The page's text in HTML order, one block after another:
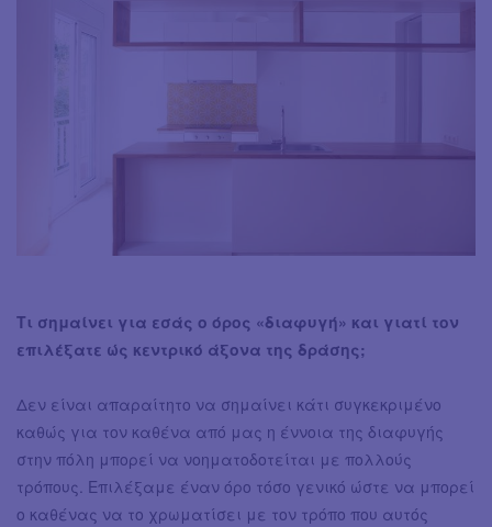
Τι σημαίνει για εσάς ο όρος «διαφυγή» και γιατί τον
επιλέξατε ώς κεντρικό άξονα της δράσης;
Δεν είναι απαραίτητο να σημαίνει κάτι συγκεκριμένο
καθώς για τον καθένα από μας η έννοια της διαφυγής
στην πόλη μπορεί να νοηματοδοτείται με πολλούς
τρόπους. Επιλέξαμε έναν όρο τόσο γενικό ώστε να μπορεί
ο καθένας να το χρωματίσει με τον τρόπο που αυτός